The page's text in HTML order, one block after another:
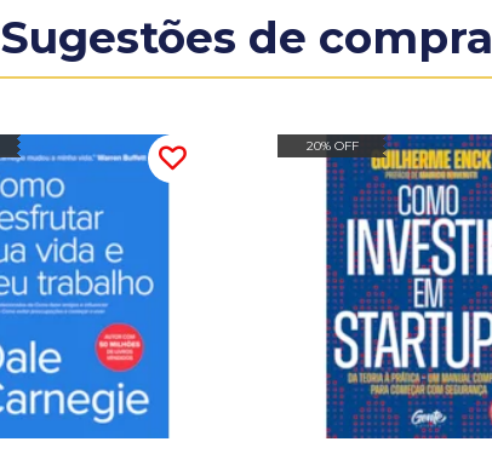
Sugestões de compra
20% OFF